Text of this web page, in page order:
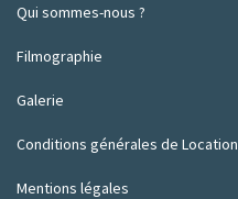
Qui sommes-nous ?
Filmographie
Galerie
Conditions générales de Location
Mentions légales